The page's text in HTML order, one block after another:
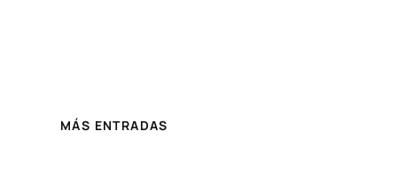
MÁS ENTRADAS